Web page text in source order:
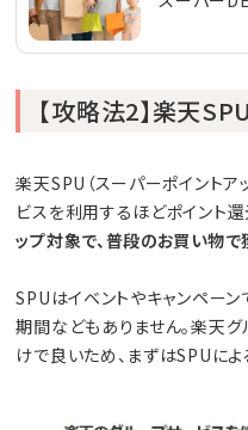
【攻略法2】楽天
楽天SPU（スーパーポイントア
ビスを利用するほどポイント
ップ対象で、普段のお買い物で
SPUはイベントやキャンペー
期間などもありません。楽天
けで良いため、まずはSPUによ